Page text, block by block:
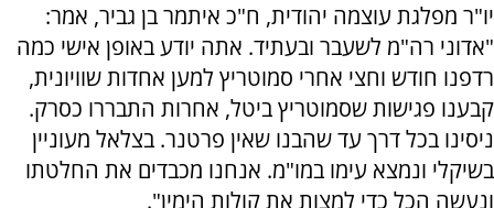
יו"ר מפלגת עוצמה יהודית, ח"כ איתמר בן גביר, אמר:
"אדוני רה"מ לשעבר ובעתיד. אתה יודע באופן אישי כמה
רדפנו חודש וחצי אחרי סמוטריץ למען אחדות שוויונית,
קבענו פגישות שסמוטריץ ביטל, אחרות התבררו כסרק.
ניסינו בכל דרך עד שהבנו שאין פרטנר. בצלאל מעוניין
בשיקלי ונמצא עימו במו"מ. אנחנו מכבדים את החלטתו
ונעשה הכל כדי למצות את קולות הימין".